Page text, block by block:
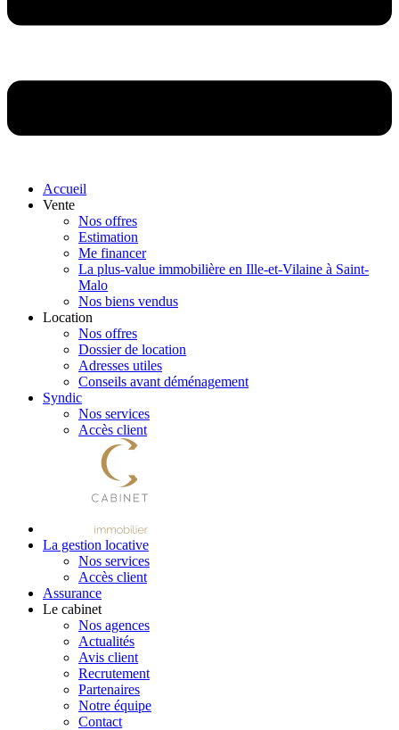
Accueil
Vente
Nos offres
Estimation
Me financer
La plus-value immobilière en Ille-et-Vilaine à Saint-
Malo
Nos biens vendus
Location
Nos offres
Dossier de location
Adresses utiles
Conseils avant déménagement
Syndic
Nos services
Accès client
La gestion locative
Nos services
Accès client
Assurance
Le cabinet
Nos agences
Actualités
Avis client
Recrutement
Partenaires
Notre équipe
Contact